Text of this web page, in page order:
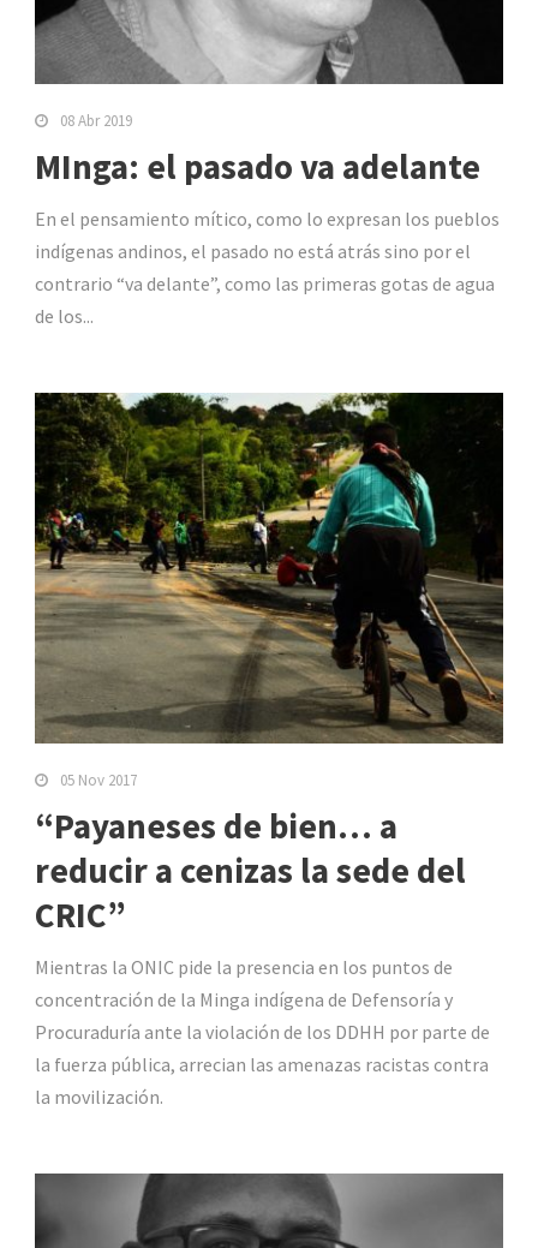
08 Abr 2019
MInga: el pasado va adelante
En el pensamiento mítico, como lo expresan los pueblos
indígenas andinos, el pasado no está atrás sino por el
contrario “va delante”, como las primeras gotas de agua
de los...
05 Nov 2017
“Payaneses de bien… a
reducir a cenizas la sede del
CRIC”
Mientras la ONIC pide la presencia en los puntos de
concentración de la Minga indígena de Defensoría y
Procuraduría ante la violación de los DDHH por parte de
la fuerza pública, arrecian las amenazas racistas contra
la movilización.